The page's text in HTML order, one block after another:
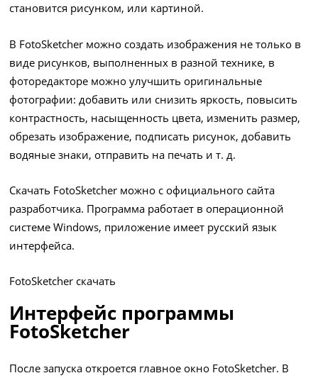
становится рисунком, или картиной.
В FotoSketcher можно создать изображения не только в
виде рисунков, выполненных в разной технике, в
фоторедакторе можно улучшить оригинальные
фотографии: добавить или снизить яркость, повысить
контрастность, насыщенность цвета, изменить размер,
обрезать изображение, подписать рисунок, добавить
водяные знаки, отправить на печать и т. д.
Скачать FotoSketcher можно с официального сайта
разработчика. Программа работает в операционной
системе Windows, приложение имеет русский язык
интерфейса.
FotoSketcher скачать
Интерфейс программы
FotoSketcher
После запуска откроется главное окно FotoSketcher. В